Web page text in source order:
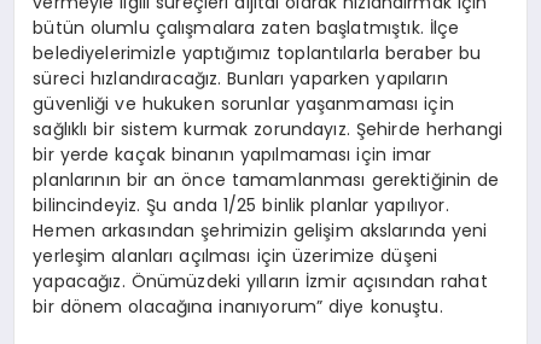
bütün olumlu çalışmalara zaten başlatmıştık. İlçe
belediyelerimizle yaptığımız toplantılarla beraber bu
süreci hızlandıracağız. Bunları yaparken yapıların
güvenliği ve hukuken sorunlar yaşanmaması için
sağlıklı bir sistem kurmak zorundayız. Şehirde herhangi
bir yerde kaçak binanın yapılmaması için imar
planlarının bir an önce tamamlanması gerektiğinin de
bilincindeyiz. Şu anda 1/25 binlik planlar yapılıyor.
Hemen arkasından şehrimizin gelişim akslarında yeni
yerleşim alanları açılması için üzerimize düşeni
yapacağız. Önümüzdeki yılların İzmir açısından rahat
bir dönem olacağına inanıyorum” diye konuştu.